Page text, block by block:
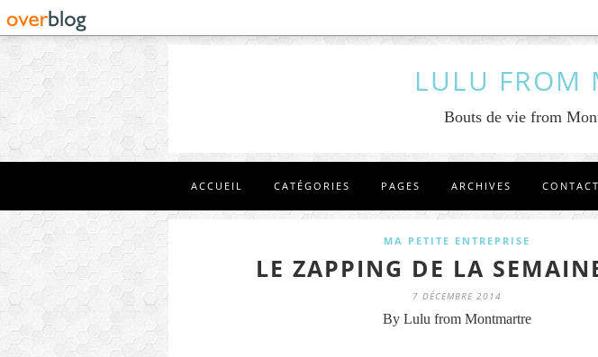
LULU FROM
Bouts de vie from
ACCUEIL CATÉGORIES PAGES ARCHIVES CONTACT
MA PETITE ENTREPRISE
LE ZAPPING DE LA
7 DÉCEMBRE 2014
By Lulu from Montmartre